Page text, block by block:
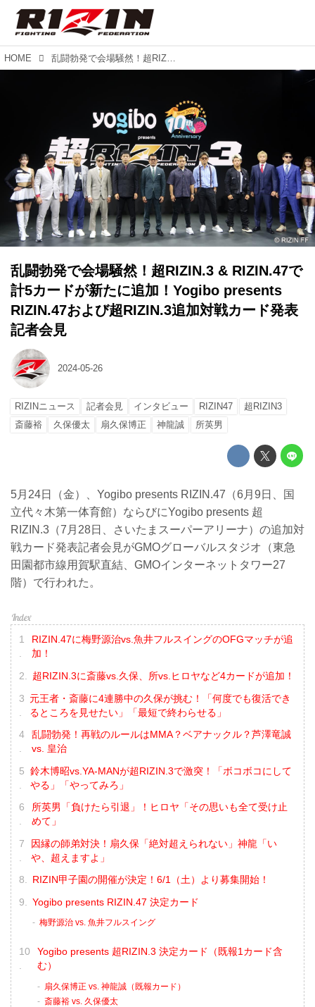
HOME 乱闘勃発で会場騒然！超RIZIN.3 & RIZIN.47で計5カードが新たに追加！Yogibo presents RIZIN.47および超RIZIN.3追加対戦カード発表記者会見
乱闘勃発で会場騒然！超RIZIN.3 & RIZIN.47で
計5カードが新たに追加！Yogibo presents
RIZIN.47および超RIZIN.3追加対戦カード発表
記者会見
2024-05-26
RIZINニュース 記者会見 インタビュー RIZIN47
超RIZIN3
斎藤裕
久保優太 扇久保博正 神龍誠 所英男
5月24日（金）、Yogibo presents RIZIN.47（6月9日、国
立代々木第一体育館）ならびにYogibo presents 超
RIZIN.3（7月28日、さいたまスーパーアリーナ）の追加対
戦カード発表記者会見がGMOグローバルスタジオ（東急
田園都市線用賀駅直結、GMOインターネットタワー27
階）で行われた。
RIZIN.47に梅野源治vs.魚井フルスイングのOFGマッチが追
加！
超RIZIN.3に斎藤vs.久保、所vs.ヒロヤなど4カードが追加！
元王者・斎藤に4連勝中の久保が挑む！「何度でも復活でき
るところを見せたい」「最短で終わらせる」
乱闘勃発！再戦のルールはMMA？ベアナックル？芦澤竜誠
vs. 皇治
鈴木博昭vs.YA-MANが超RIZIN.3で激突！「ボコボコにして
やる」「やってみろ」
所英男「負けたら引退」！ヒロヤ「その思いも全て受け止
めて」
因縁の師弟対決！扇久保「絶対超えられない」神龍「い
や、超えますよ」
RIZIN甲子園の開催が決定！6/1（土）より募集開始！
Yogibo presents RIZIN.47 決定カード
梅野源治 vs. 魚井フルスイング
Yogibo presents 超RIZIN.3 決定カード（既報1カード含
む）
扇久保博正 vs. 神龍誠（既報カード）
斎藤裕 vs. 久保優太